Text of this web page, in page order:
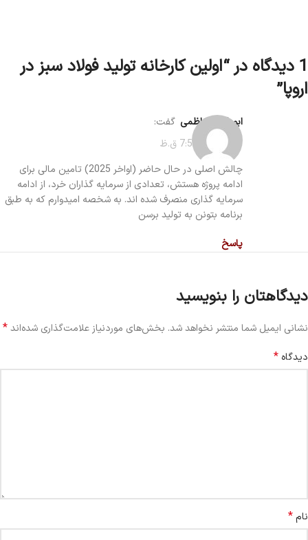
1 دیدگاه در “
اولین کارخانه تولید فولاد سبز در
اروپا”
ابوطالب کاظمی گفت:
30 اکتبر در 7:50 ق.ظ
چالش اصلی در حال حاضر (اواخر 2025) تامین مالی برای
ادامه پروژه هستش، تعدادی از سرمایه گذاران خرد، از ادامه
سرمایه گذاری منصرف شده اند. به شخصه امیدوارم که به طبق
برنامه بتونن به تولید برسن
پاسخ
دیدگاهتان را بنویسید
نشانی ایمیل شما منتشر نخواهد شد. بخش‌های موردنیاز علامت‌گذاری شده‌اند*
دیدگاه *
نام*